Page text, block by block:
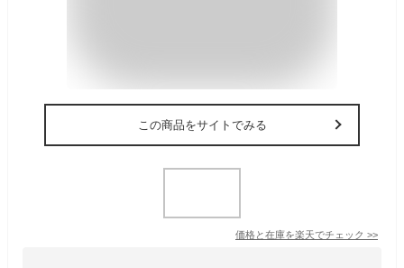
この商品をサイトでみる
価格と在庫を楽天でチェック >>